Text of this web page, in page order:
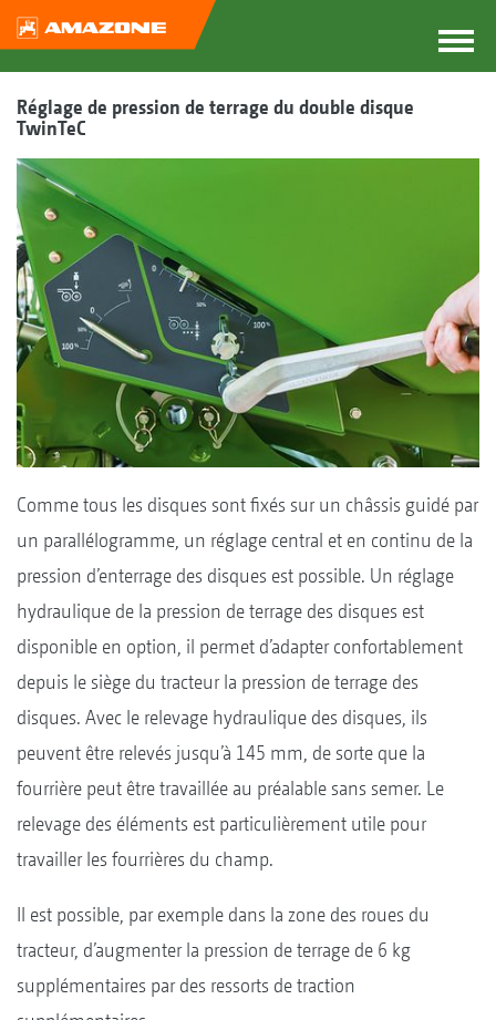
Réglage de pression de terrage du double disque
TwinTeC
Comme tous les disques sont fixés sur un châssis guidé par
un parallélogramme, un réglage central et en continu de la
pression d’enterrage des disques est possible. Un réglage
hydraulique de la pression de terrage des disques est
disponible en option, il permet d’adapter confortablement
depuis le siège du tracteur la pression de terrage des
disques. Avec le relevage hydraulique des disques, ils
peuvent être relevés jusqu’à 145 mm, de sorte que la
fourrière peut être travaillée au préalable sans semer. Le
relevage des éléments est particulièrement utile pour
travailler les fourrières du champ.
Il est possible, par exemple dans la zone des roues du
tracteur, d’augmenter la pression de terrage de 6 kg
supplémentaires par des ressorts de traction